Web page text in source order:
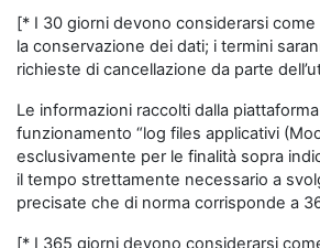
[* I 30 giorni devono considerarsi
la conservazione dei dati; i termini
richieste di cancellazione da parte
Le informazioni raccolti dalla
funzionamento “log files applicativi
esclusivamente per le finalità sopra
il tempo strettamente necessario a
precisate che di norma corrisponde a
[* I 365 giorni devono considerarsi